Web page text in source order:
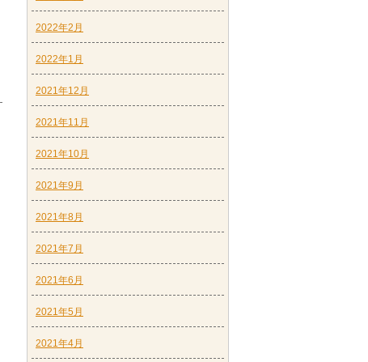
2022年2月
2022年1月
2021年12月
2021年11月
2021年10月
2021年9月
2021年8月
2021年7月
2021年6月
2021年5月
2021年4月